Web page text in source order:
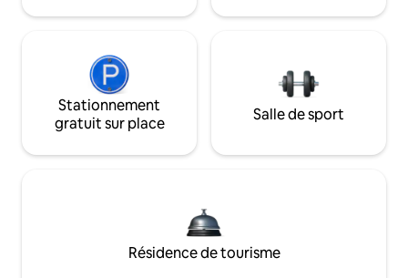
Stationnement
gratuit sur place
Salle de sport
Résidence de tourisme